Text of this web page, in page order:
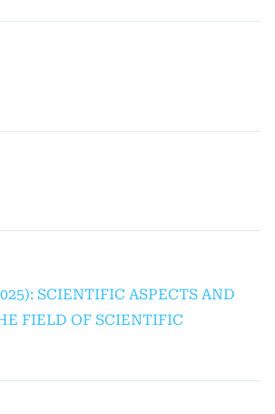
SCIENTIFIC ASPECTS AND
FIELD OF SCIENTIFIC